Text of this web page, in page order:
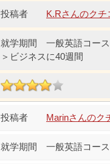
K.Rさんのクチ
一般英語コー
＞ビジネスに40週間
Marinさんのク
一般英語コー